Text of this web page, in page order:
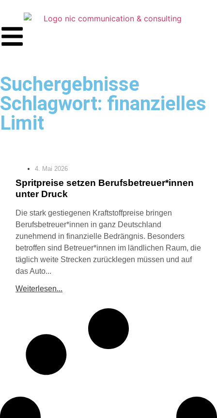
Suchergebnisse
Schlagwort: finanzielles
Limit
4. Mai 2026
Spritpreise setzen Berufsbetreuer*innen
unter Druck
Die stark gestiegenen Kraftstoffpreise bringen
Berufsbetreuer*innen in ganz Deutschland
zunehmend in finanzielle Bedrängnis. Besonders
betroffen sind Betreuer*innen im ländlichen Raum, die
täglich weite Strecken zurücklegen müssen und auf
das Auto...
Weiterlesen...